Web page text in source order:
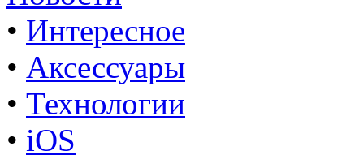
• Интересное
• Аксессуары
• Технологии
• iOS